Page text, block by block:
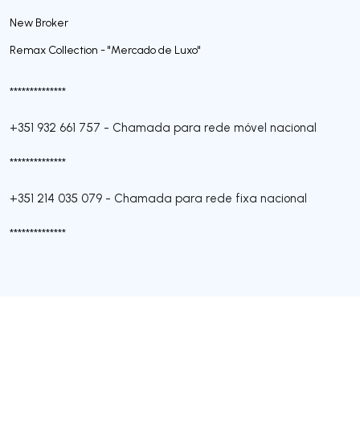
New Broker
Remax Collection - "Mercado de Luxo"
**************
+351 932 661 757 - Chamada para rede móvel nacional
**************
+351 214 035 079 - Chamada para rede fixa nacional
**************